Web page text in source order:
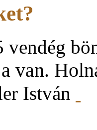
van.
István